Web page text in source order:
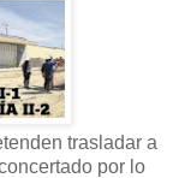
trasladar a
por lo